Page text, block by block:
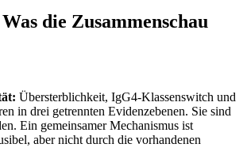
die Zusammenschau
Übersterblichkeit, IgG4-Klassenswitch und
in drei getrennten Evidenzebenen. Sie sind
Ein gemeinsamer Mechanismus ist
aber nicht durch die vorhandenen